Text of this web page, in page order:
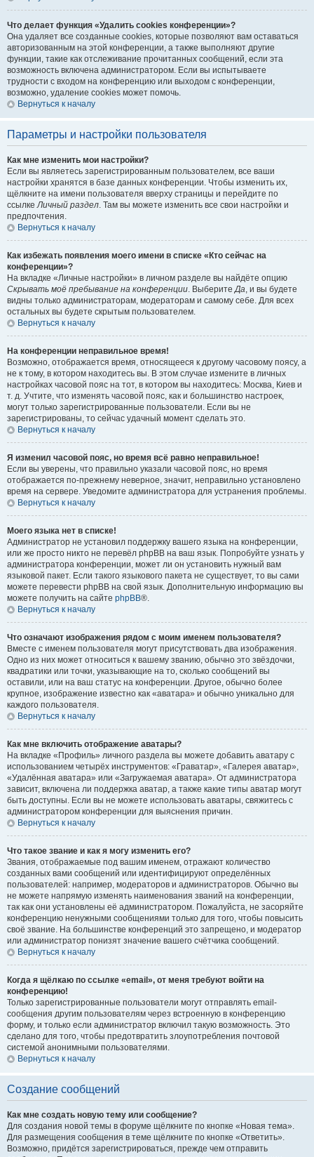
Что делает функция «Удалить cookies конференции»?
Она удаляет все созданные cookies, которые позволяют вам оставаться
авторизованным на этой конференции, а также выполняют другие
функции, такие как отслеживание прочитанных сообщений, если эта
возможность включена администратором. Если вы испытываете
трудности с входом на конференцию или выходом с конференции,
возможно, удаление cookies может помочь.
Вернуться к началу
Параметры и настройки пользователя
Как мне изменить мои настройки?
Если вы являетесь зарегистрированным пользователем, все ваши
настройки хранятся в базе данных конференции. Чтобы изменить их,
щёлкните на имени пользователя вверху страницы и перейдите по
ссылкеЛичный раздел. Там вы можете изменить все свои настройки и
предпочтения.
Вернуться к началу
Как избежать появления моего имени в списке «Кто сейчас на
конференции»?
На вкладке «Личные настройки» в личном разделе вы найдёте опцию
Скрывать моё пребывание на конференции. ВыберитеДа, и вы будете
видны только администраторам, модераторам и самому себе. Для всех
остальных вы будете скрытым пользователем.
Вернуться к началу
На конференции неправильное время!
Возможно, отображается время, относящееся к другому часовому поясу, а
не к тому, в котором находитесь вы. В этом случае измените в личных
настройках часовой пояс на тот, в котором вы находитесь: Москва, Киев и
т. д. Учтите, что изменять часовой пояс, как и большинство настроек,
могут только зарегистрированные пользователи. Если вы не
зарегистрированы, то сейчас удачный момент сделать это.
Вернуться к началу
Я изменил часовой пояс, но время всё равно неправильное!
Если вы уверены, что правильно указали часовой пояс, но время
отображается по-прежнему неверное, значит, неправильно установлено
время на сервере. Уведомите администратора для устранения проблемы.
Вернуться к началу
Моего языка нет в списке!
Администратор не установил поддержку вашего языка на конференции,
или же просто никто не перевёл phpBB на ваш язык. Попробуйте узнать у
администратора конференции, может ли он установить нужный вам
языковой пакет. Если такого языкового пакета не существует, то вы сами
можете перевести phpBB на свой язык. Дополнительную информацию вы
можете получить на сайте phpBB®.
Вернуться к началу
Что означают изображения рядом с моим именем пользователя?
Вместе с именем пользователя могут присутствовать два изображения.
Одно из них может относиться к вашему званию, обычно это звёздочки,
квадратики или точки, указывающие на то, сколько сообщений вы
оставили, или на ваш статус на конференции. Другое, обычно более
крупное, изображение известно как «аватара» и обычно уникально для
каждого пользователя.
Вернуться к началу
Как мне включить отображение аватары?
На вкладке «Профиль» личного раздела вы можете добавить аватару с
использованием четырёх инструментов: «Граватар», «Галерея аватар»,
«Удалённая аватара» или «Загружаемая аватара». От администратора
зависит, включена ли поддержка аватар, а также какие типы аватар могут
быть доступны. Если вы не можете использовать аватары, свяжитесь с
администратором конференции для выяснения причин.
Вернуться к началу
Что такое звание и как я могу изменить его?
Звания, отображаемые под вашим именем, отражают количество
созданных вами сообщений или идентифицируют определённых
пользователей: например, модераторов и администраторов. Обычно вы
не можете напрямую изменять наименования званий на конференции,
так как они установлены её администратором. Пожалуйста, не засоряйте
конференцию ненужными сообщениями только для того, чтобы повысить
своё звание. На большинстве конференций это запрещено, и модератор
или администратор понизят значение вашего счётчика сообщений.
Вернуться к началу
Когда я щёлкаю по ссылке «email», от меня требуют войти на
конференцию!
Только зарегистрированные пользователи могут отправлять email-
сообщения другим пользователям через встроенную в конференцию
форму, и только если администратор включил такую возможность. Это
сделано для того, чтобы предотвратить злоупотребления почтовой
системой анонимными пользователями.
Вернуться к началу
Создание сообщений
Как мне создать новую тему или сообщение?
Для создания новой темы в форуме щёлкните по кнопке «Новая тема».
Для размещения сообщения в теме щёлкните по кнопке «Ответить».
Возможно, придётся зарегистрироваться, прежде чем отправить